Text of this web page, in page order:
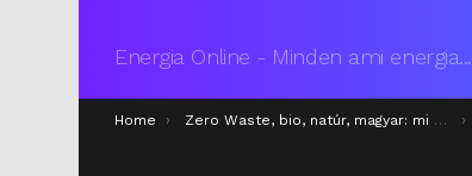
Energia Online - Minden ami energia...
You are here:
Home Zero Waste, bio, natúr, magyar: mi mindenre kell figyelned kozmetikum választásakor